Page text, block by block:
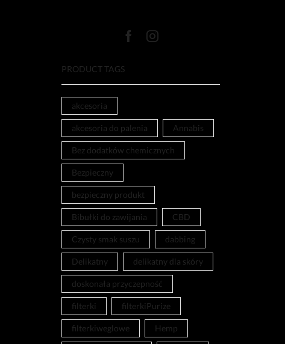
PRODUCT TAGS
akcesoria
akcesoria do palenia Annabis
Bez dodatków chemicznych
Bezpieczny
bezpieczny produkt
Bibułki do zawijania CBD
Czysty smak suszu dabbing
Delikatny delikatny dla skóry
doskonała przyczepność
filterki filterkiPurize
filterkiweglowe Hemp